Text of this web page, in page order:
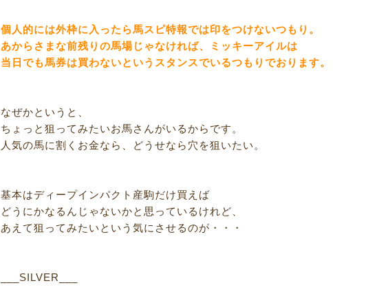
個人的には外枠に入ったら馬スピ特報では印をつけないつもり。
あからさまな前残りの馬場じゃなければ、ミッキーアイルは
当日でも馬券は買わないというスタンスでいるつもりでおります。
なぜかというと、
ちょっと狙ってみたいお馬さんがいるからです。
人気の馬に割くお金なら、どうせなら穴を狙いたい。
基本はディープインパクト産駒だけ買えば
どうにかなるんじゃないかと思っているけれど、
あえて狙ってみたいという気にさせるのが・・・
___SILVER___